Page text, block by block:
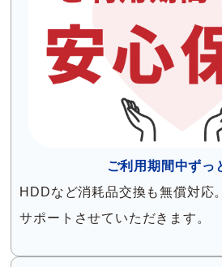
ご利用期間中ずっ
HDDなど消耗品交換も無償対応
サポートさせていただきます。